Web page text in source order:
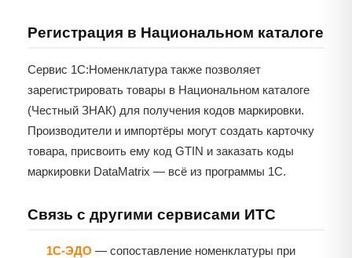
Регистрация в Национальном каталоге
Сервис 1С:Номенклатура также позволяет
зарегистрировать товары в Национальном каталоге
(Честный ЗНАК) для получения кодов маркировки.
Производители и импортёры могут создать карточку
товара, присвоить ему код GTIN и заказать коды
маркировки DataMatrix — всё из программы 1С.
Связь с другими сервисами ИТС
1С-ЭДО — сопоставление номенклатуры при